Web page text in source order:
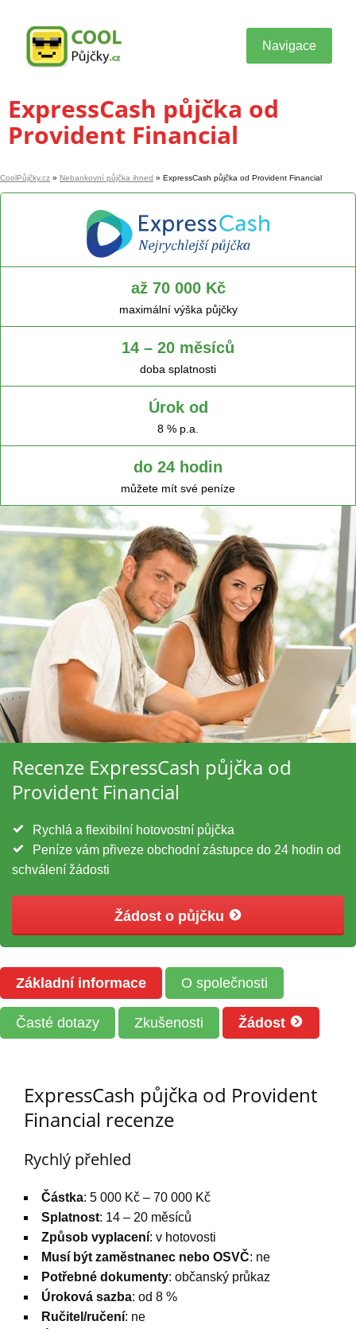
Navigace
ExpressCash půjčka od
Provident Financial
CoolPůjčky.cz » Nebankovní půjčka ihned » ExpressCash půjčka od Provident Financial
až 70 000 Kč
maximální výška půjčky
14 – 20 měsíců
doba splatnosti
Úrok od
8 % p.a.
do 24 hodin
můžete mít své peníze
Recenze ExpressCash půjčka od
Provident Financial
Rychlá a flexibilní hotovostní půjčka
Peníze vám přiveze obchodní zástupce do 24 hodin od
schválení žádosti
Žádost o půjčku
Základní informace O společnosti
Časté dotazy Zkušenosti Žádost
ExpressCash půjčka od Provident
Financial recenze
Rychlý přehled
Částka: 5 000 Kč – 70 000 Kč
Splatnost: 14 – 20 měsíců
Způsob vyplacení: v hotovosti
Musí být zaměstnanec nebo OSVČ: ne
Potřebné dokumenty: občanský průkaz
Úroková sazba: od 8 %
Ručitel/ručení: ne